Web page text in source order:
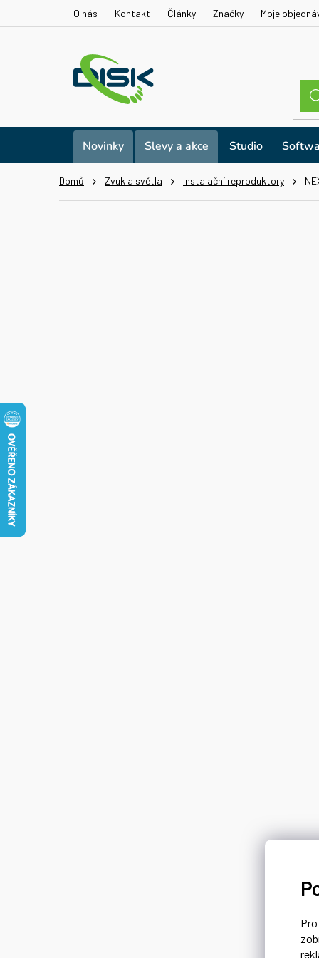
Pro
O nás Kontakt Články Značky Moje
Novinky Slevy a akce Studio
Domů Zvuk a světla Instalační reproduktory